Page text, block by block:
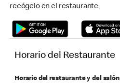
recógelo en el restaurante
Horario del Restaurante
Horario del restaurante y del salón